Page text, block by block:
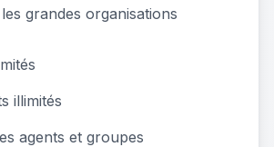
grandes organisations
illimités
agents et groupes